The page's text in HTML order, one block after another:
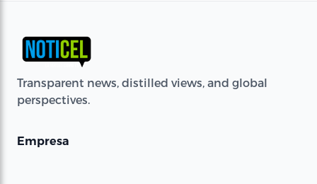
Transparent news, distilled views, and global
perspectives.
Empresa